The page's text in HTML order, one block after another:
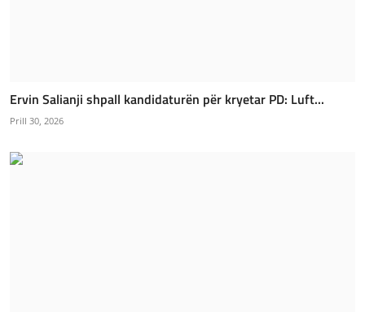
Ervin Salianji shpall kandidaturën për kryetar PD: Luft...
Prill 30, 2026